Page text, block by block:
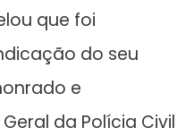
que foi
do seu
e
da Polícia Civil